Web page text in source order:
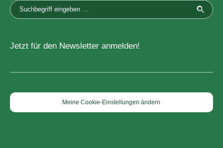
Jetzt für den Newsletter anmelden!
Meine Cookie-Einstellungen ändern